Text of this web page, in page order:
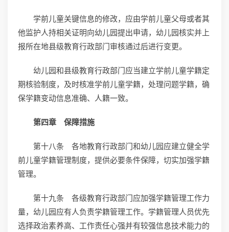
学前儿童关键信息的修改，应由学前儿童父母或者其
他监护人持相关证明向幼儿园提出申请，幼儿园核实并上
报所在地县级教育行政部门审核通过后进行变更。
幼儿园和县级教育行政部门应当建立学前儿童学籍定
期核验制度，及时核准学前儿童学籍，处理问题学籍，确
保学籍变动信息准确、人籍一致。
第四章 保障措施
第十八条 各地教育行政部门和幼儿园应建立健全学
前儿童学籍管理制度，提供必要条件保障，切实加强学籍
管理。
第十九条 各级教育行政部门应加强学籍管理工作力
量，幼儿园应有人负责学籍管理工作。学籍管理人员优先
选择政治素养高、工作责任心强并有较强信息技术能力的